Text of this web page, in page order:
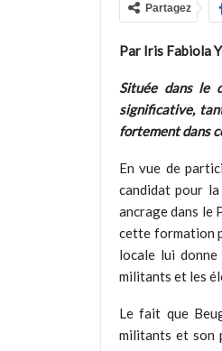
Partagez
Par Iris Fabiola
Située dans le
significative,
fortement dans
En vue de
candidat pour
ancrage dans le
cette formation
locale lui
militants et les
Le fait que
militants et son